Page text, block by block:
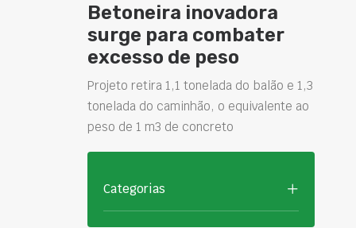
Betoneira inovadora
surge para combater
excesso de peso
Projeto retira 1,1 tonelada do balão e 1,3
tonelada do caminhão, o equivalente ao
peso de 1 m3 de concreto
Categorias